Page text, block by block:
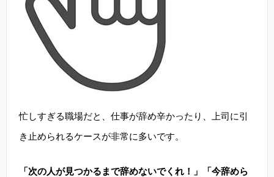
忙しすぎる職場だと、仕事が辞め辛かったり、上司に引
き止められるケースが非常に多いです。
「次の人が見つかるまで辞めないでくれ！」「今辞めら